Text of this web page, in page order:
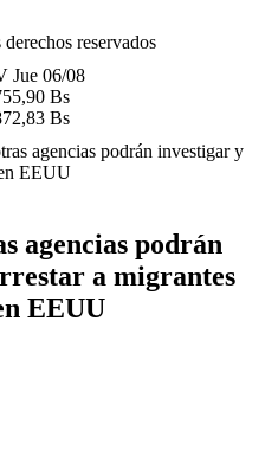
reservados
Jue 06/08
Bs
Bs
agencias podrán investigar y
EEUU
agencias podrán
a migrantes
EEUU